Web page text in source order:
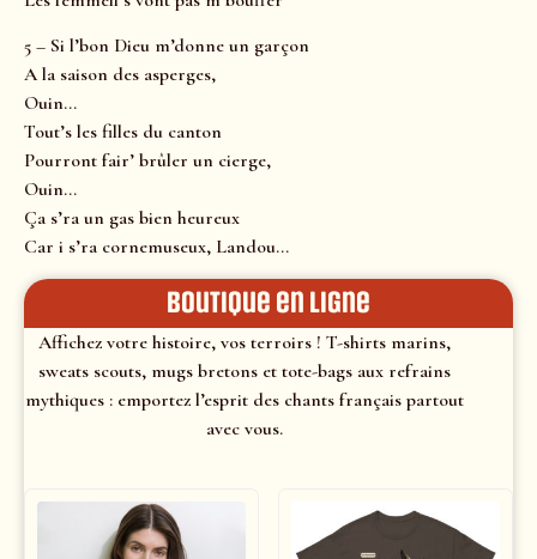
5 – Si l’bon Dieu m’donne un garçon
A la saison des asperges,
Ouin…
Tout’s les filles du canton
Pourront fair’ brûler un cierge,
Ouin…
Ça s’ra un gas bien heureux
Car i s’ra cornemuseux, Landou…
Boutique en ligne
Affichez votre histoire, vos terroirs ! T-shirts marins,
sweats scouts, mugs bretons et tote-bags aux refrains
mythiques : emportez l’esprit des chants français partout
avec vous.